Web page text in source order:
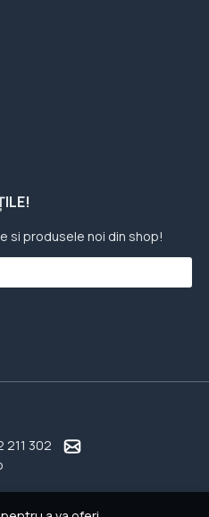
si produsele noi din shop!
211 302